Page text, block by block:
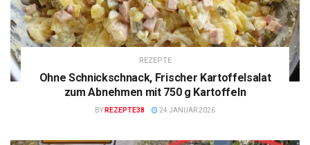
REZEPTE
Ohne Schnickschnack, Frischer Kartoffelsalat
zum Abnehmen mit 750 g Kartoffeln
BY REZEPTE38 24 JANUAR 2026